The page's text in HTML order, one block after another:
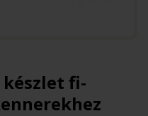
fi-